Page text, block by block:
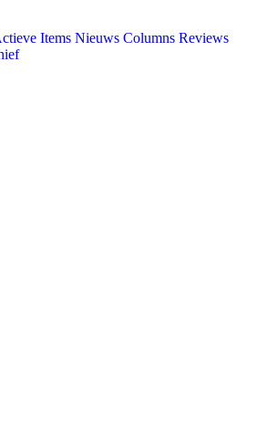
Items Nieuws Columns Reviews